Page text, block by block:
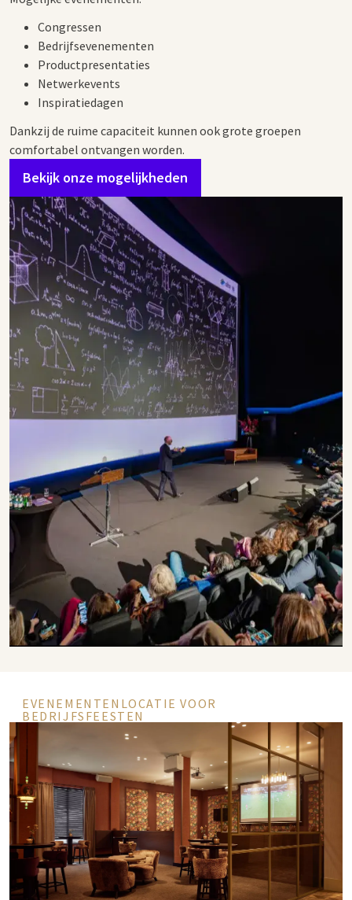
Congressen
Bedrijfsevenementen
Productpresentaties
Netwerkevents
Inspiratiedagen
Dankzij de ruime capaciteit kunnen ook grote groepen
comfortabel ontvangen worden.
Bekijk onze mogelijkheden
EVENEMENTENLOCATIE VOOR
BEDRIJFSFEESTEN